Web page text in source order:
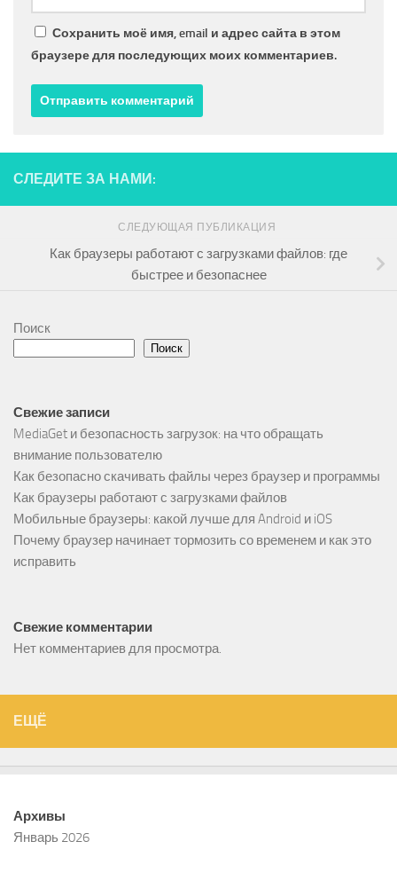
Сохранить моё имя, email и адрес сайта в этом
браузере для последующих моих комментариев.
СЛЕДИТЕ ЗА НАМИ:
СЛЕДУЮЩАЯ ПУБЛИКАЦИЯ
Как браузеры работают с загрузками файлов: где
быстрее и безопаснее
Поиск
Поиск
Свежие записи
MediaGet и безопасность загрузок: на что обращать
внимание пользователю
Как безопасно скачивать файлы через браузер и программы
Как браузеры работают с загрузками файлов
Мобильные браузеры: какой лучше для Android и iOS
Почему браузер начинает тормозить со временем и как это
исправить
Свежие комментарии
Нет комментариев для просмотра.
ЕЩЁ
Архивы
Январь 2026